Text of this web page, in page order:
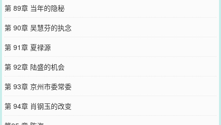
第 89章 当年的隐秘
第 90章 吴慧芬的执念
第 91章 夏禄源
第 92章 陆盛的机会
第 93章 京州市委常委
第 94章 肖钢玉的改变